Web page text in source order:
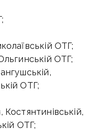
ОТГ;
ОТГ;
ОТГ;
ОТГ;